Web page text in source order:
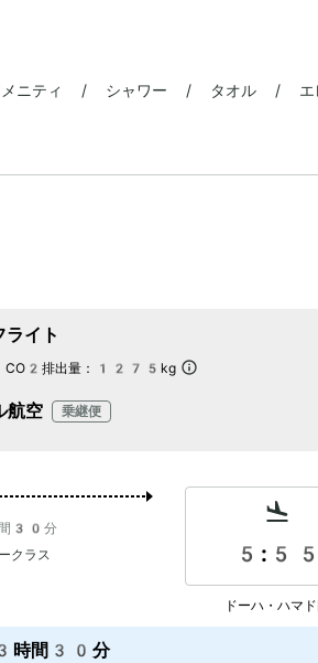
ニティ / シャワー / タオル / エ
ライト
CO2排出量： 1275kg
航空 乗継便
30分
クラス
5:55
ドーハ・ハマ
時間30分